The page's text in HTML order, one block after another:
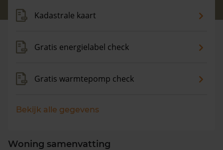
Kadastrale kaart
Gratis energielabel check
Gratis warmtepomp check
Bekijk alle gegevens
Woning samenvatting